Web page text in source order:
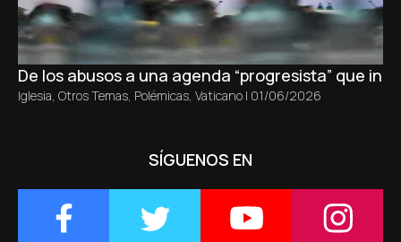
De los abusos a una agenda “progresista” que
Iglesia, Otros Temas, Polémicas, Vaticano | 01/06/2026
SÍGUENOS EN